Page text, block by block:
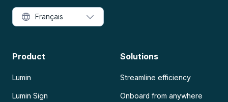
Product
Lumin
Lumin Sign
Solutions
Streamline efficiency
Onboard from anywhere
Français